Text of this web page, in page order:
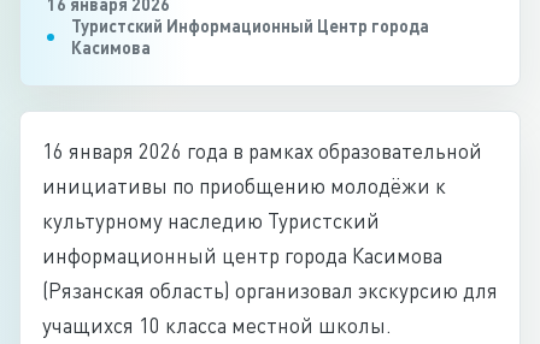
16 января 2026
Туристский Информационный Центр города
Касимова
16 января 2026 года в рамках образовательной
инициативы по приобщению молодёжи к
культурному наследию Туристский
информационный центр города Касимова
(Рязанская область) организовал экскурсию для
учащихся 10 класса местной школы.